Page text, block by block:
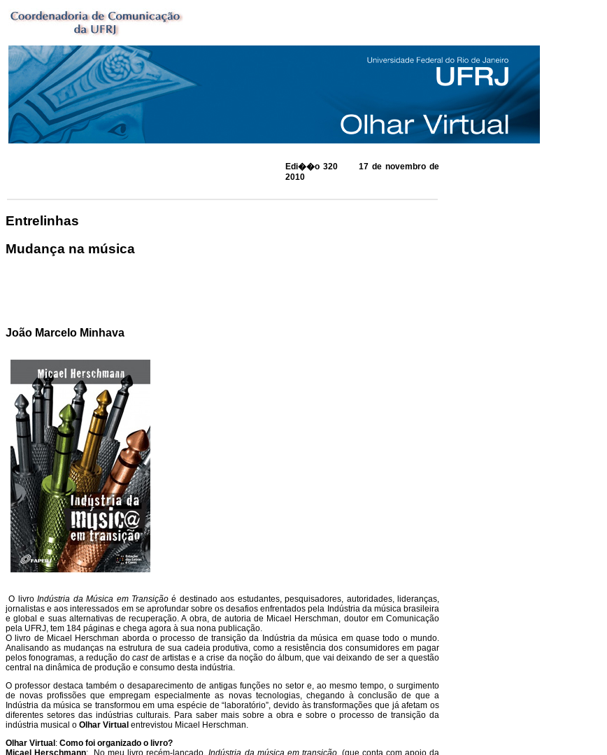
Edi��o 320 17 de novembro de
2010
Entrelinhas
Mudança na música
João Marcelo Minhava
O livroIndústria da Música em Transição é destinado aos estudantes, pesquisadores, autoridades, lideranças,
jornalistas e aos interessados em se aprofundar sobre os desafios enfrentados pela Indústria da música brasileira
e global e suas alternativas de recuperação. A obra, de autoria de Micael Herschman, doutor em Comunicação
pela UFRJ, tem 184 páginas e chega agora à sua nona publicação.
O livro de Micael Herschman aborda o processo de transição da Indústria da música em quase todo o mundo.
Analisando as mudanças na estrutura de sua cadeia produtiva, como a resistência dos consumidores em pagar
pelos fonogramas, a redução docastde artistas e a crise da noção do álbum, que vai deixando de ser a questão
central na dinâmica de produção e consumo desta indústria.
O professor destaca também o desaparecimento de antigas funções no setor e, ao mesmo tempo, o surgimento
de novas profissões que empregam especialmente as novas tecnologias, chegando à conclusão de que a
Indústria da música se transformou em uma espécie de “laboratório”, devido às transformações que já afetam os
diferentes setores das indústrias culturais. Para saber mais sobre a obra e sobre o processo de transição da
indústria musical o Olhar Virtual entrevistou Micael Herschman.
Olhar Virtual: Como foi organizado o livro?
Micael Herschmann: No meu livro recém-lançado,Indústria da música em transição, (que conta com apoio da